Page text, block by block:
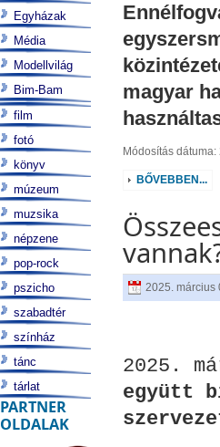
magyar
Módosítás
BŐVEBBEN...
2025. március
2025.
együtt
Egyházak
Média
Modellvilág
Bim-Bam
film
fotó
könyv
múzeum
muzsika
népzene
pop-rock
pszicho
szabadtér
színház
tánc
tárlat
PARTNER
OLDALAK